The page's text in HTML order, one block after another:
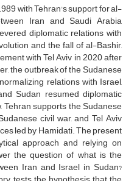
with Tehran's support for al-
Iran and Saudi Arabia
diplomatic relations with
and the fall of al-Bashir,
with Tel Aviv in 2020 after
the outbreak of the Sudanese
relations with Israel,
Sudan resumed diplomatic
supports the Sudanese
civil war, and Tel Aviv
led by Hamidati. The present
approach and relying on
the question of what is the
Iran and Israel in Sudan?